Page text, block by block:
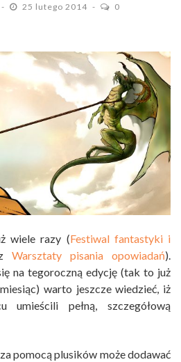
25 lutego 2014 0
wiele razy (Festiwal fantastyki i
Warsztaty pisania opowiadań).
na tegoroczną edycję (tak to już
miesiąc) warto jeszcze wiedzieć, iż
umieścili pełną, szczegółową
pomocą plusików może dodawać